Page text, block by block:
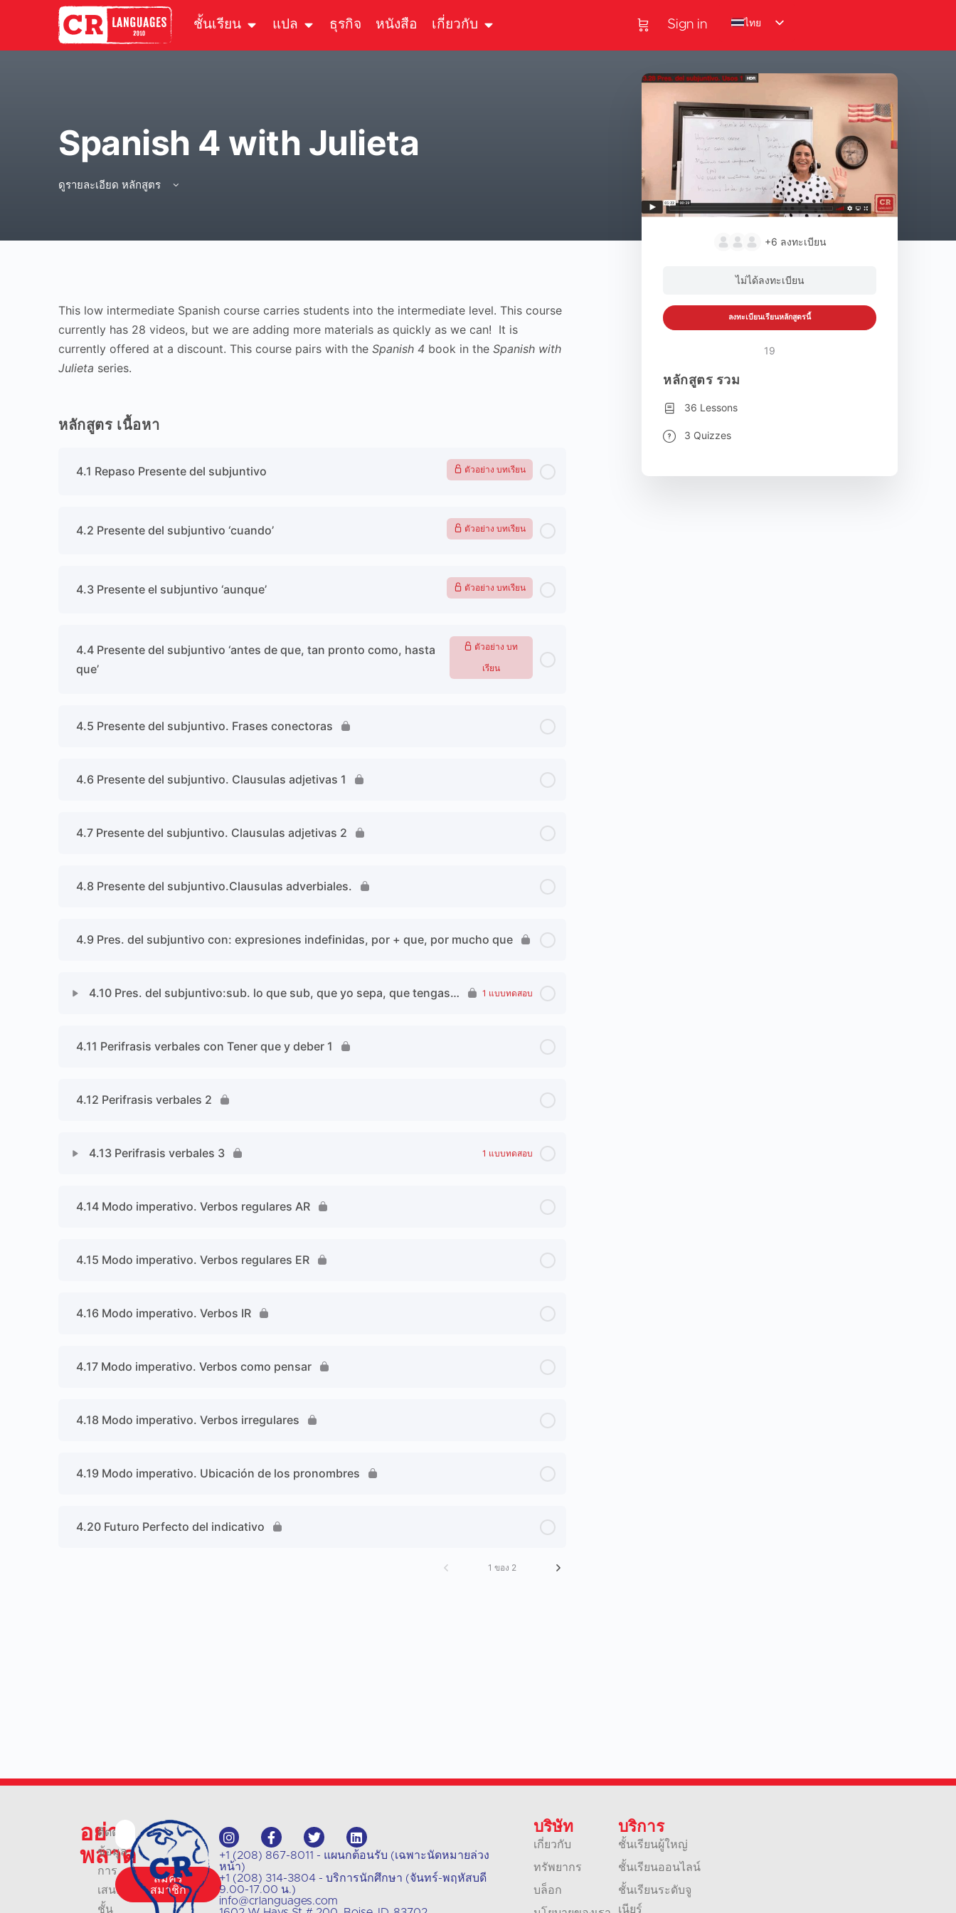
ชั้นเรียน แปล ธุรกิจ หนังสือ เกี่ยวกับ Sign in ไทย
Spanish 4 with Julieta
ดูรายละเอียด หลักสูตร
This low intermediate Spanish course carries students into the intermediate level. This course
currently has 28 videos, but we are adding more materials as quickly as we can! It is
currently offered at a discount. This course pairs with the Spanish 4 book in the Spanish with
Julieta series.
หลักสูตร เนื้อหา
4.1 Repaso Presente del subjuntivo ตัวอย่าง บทเรียน
4.2 Presente del subjuntivo ‘cuando’ ตัวอย่าง บทเรียน
4.3 Presente el subjuntivo ‘aunque’ ตัวอย่าง บทเรียน
4.4 Presente del subjuntivo ‘antes de que, tan pronto como, hasta
que’
ตัวอย่าง บท
เรียน
4.5 Presente del subjuntivo. Frases conectoras
4.6 Presente del subjuntivo. Clausulas adjetivas 1
4.7 Presente del subjuntivo. Clausulas adjetivas 2
4.8 Presente del subjuntivo.Clausulas adverbiales.
4.9 Pres. del subjuntivo con: expresiones indefinidas, por + que, por mucho que
4.10 Pres. del subjuntivo:sub. lo que sub, que yo sepa, que tengas… 1 แบบทดสอบ
4.11 Perifrasis verbales con Tener que y deber 1
4.12 Perifrasis verbales 2
4.13 Perifrasis verbales 3 1 แบบทดสอบ
4.14 Modo imperativo. Verbos regulares AR
4.15 Modo imperativo. Verbos regulares ER
4.16 Modo imperativo. Verbos IR
4.17 Modo imperativo. Verbos como pensar
4.18 Modo imperativo. Verbos irregulares
4.19 Modo imperativo. Ubicación de los pronombres
4.20 Futuro Perfecto del indicativo
1 ของ 2
+6 ลงทะเบียน
ไม่ได้ลงทะเบียน
ลงทะเบียนเรียนหลักสูตรนี้
19
หลักสูตร รวม
36 Lessons
3 Quizzes
อย่า
พลาด
ติดตาม
ข้อมูล
การ
เสนอ
ชั้น
สมัคร
สมาชิก
+1 (208) 867-8011 - แผนกต้อนรับ (เฉพาะนัดหมายล่วง
หน้า)
+1 (208) 314-3804 - บริการนักศึกษา (จันทร์-พฤหัสบดี
9.00-17.00 น.)
info@crlanguages.com
บริษัท
เกี่ยวกับ
ทรัพยากร
บล็อก
บริการ
ชั้นเรียนผู้ใหญ่
ชั้นเรียนออนไลน์
ชั้นเรียนระดับจู
เนียร์